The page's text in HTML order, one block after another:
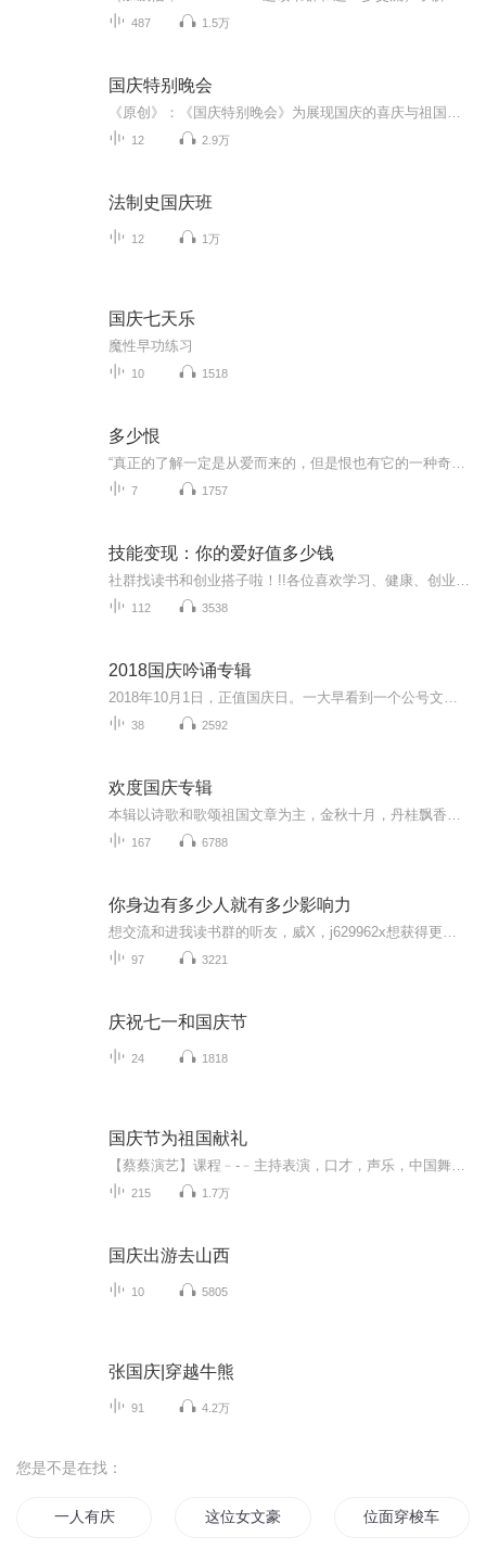
487 1.5万
国庆特别晚会
12 2.9万
法制史国庆班
12 1万
国庆七天乐
魔性早功练习
10 1518
多少恨
7 1757
技能变现：你的爱好值多少钱
112 3538
2018国庆吟诵专辑
38 2592
欢度国庆专辑
167 6788
你身边有多少人就有多少影响力
97 3221
庆祝七一和国庆节
24 1818
国庆节为祖国献礼
215 1.7万
国庆出游去山西
10 5805
张国庆|穿越牛熊
91 4.2万
您是不是在找：
一人有庆 这位女文豪还钱 位面穿梭车